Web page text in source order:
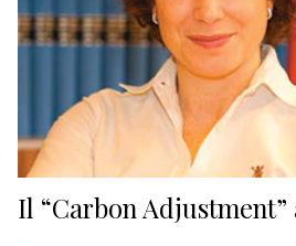
RICERCA
ECONOMIA
TURISMO
CULTURA
Il “Carbon Adjustment”